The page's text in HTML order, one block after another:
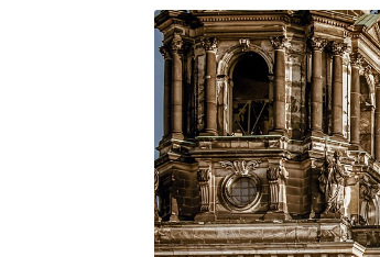
【インドまで出
【映画作品「博士の異